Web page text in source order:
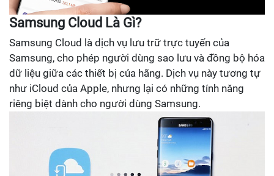
Samsung Cloud Là Gì?
Samsung Cloud là dịch vụ lưu trữ trực tuyến của
Samsung, cho phép người dùng sao lưu và đồng bộ hóa
dữ liệu giữa các thiết bị của hãng. Dịch vụ này tương tự
như iCloud của Apple, nhưng lại có những tính năng
riêng biệt dành cho người dùng Samsung.